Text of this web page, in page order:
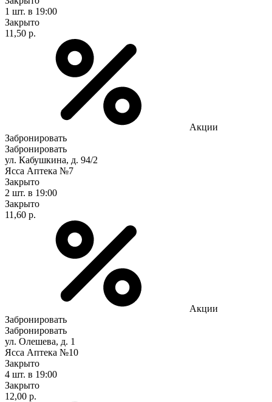
1 шт. в 19:00
Закрыто
11,50 р.
Акции
Забронировать
Забронировать
ул. Кабушкина, д. 94/2
Ясса Аптека №7
Закрыто
2 шт. в 19:00
Закрыто
11,60 р.
Акции
Забронировать
Забронировать
ул. Олешева, д. 1
Ясса Аптека №10
Закрыто
4 шт. в 19:00
Закрыто
12,00 р.